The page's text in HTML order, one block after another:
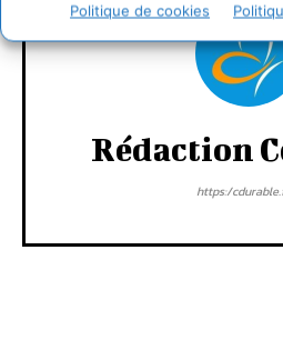
Politique de cookies
Rédaction
https:/